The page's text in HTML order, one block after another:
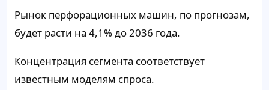
Рынок перфорационных машин, по прогнозам,
будет расти на 4,1% до 2036 года.
Концентрация сегмента соответствует
известным моделям спроса.